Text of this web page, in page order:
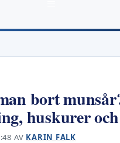
bort
huskurer
AV KARIN FALK